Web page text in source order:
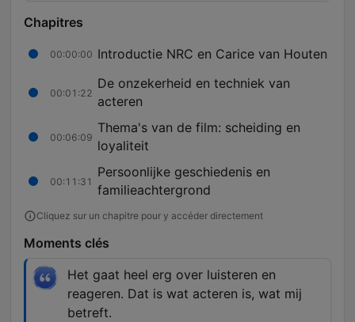
Chapitres
00:00:00 Introductie NRC en Carice van Houten
00:01:22
De onzekerheid en techniek van
acteren
00:06:09
Thema's van de film: scheiding en
loyaliteit
00:11:31
Persoonlijke geschiedenis en
familieachtergrond
Cliquez sur un chapitre pour y accéder directement
Moments clés
Het gaat heel erg over luisteren en
reageren. Dat is wat acteren is, wat mij
betreft.